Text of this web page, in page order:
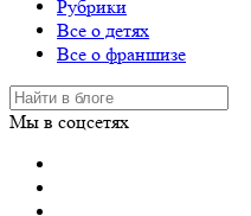
Рубрики
Все о детях
Все о франшизе
Мы в соцсетях